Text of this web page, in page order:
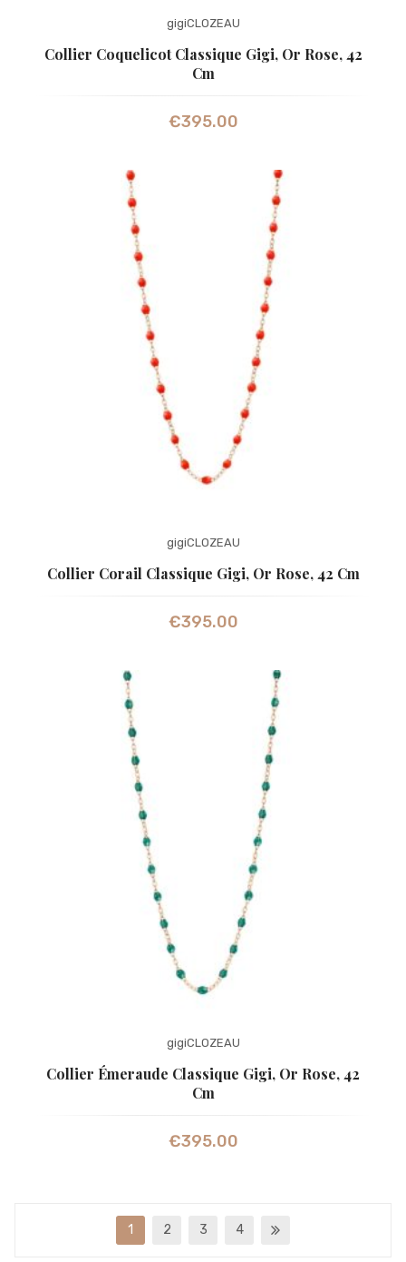
gigiCLOZEAU
Collier Coquelicot Classique Gigi, Or Rose, 42
Cm
€395.00
gigiCLOZEAU
Collier Corail Classique Gigi, Or Rose, 42 Cm
€395.00
gigiCLOZEAU
Collier Émeraude Classique Gigi, Or Rose, 42
Cm
€395.00
1 2 3 4